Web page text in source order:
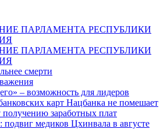
ПАРЛАМЕНТА РЕСПУБЛИКИ
ПАРЛАМЕНТА РЕСПУБЛИКИ
смерти
– возможность для лидеров
карт Нацбанка не помешает
заработных плат
подвиг медиков Цхинвала в августе